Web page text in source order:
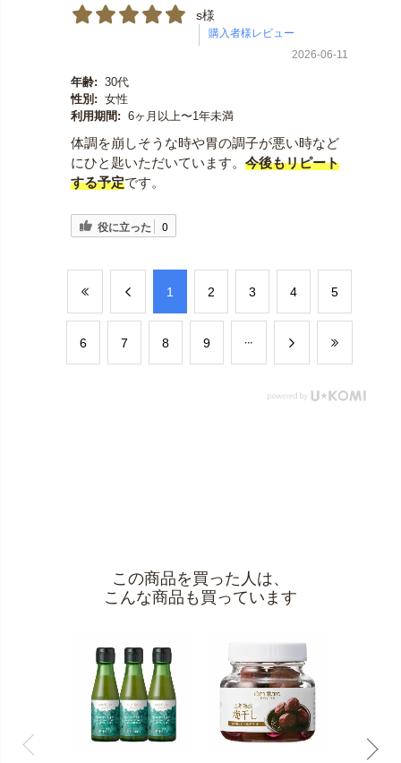
s様
2026-06-11
年齢: 30代
性別: 女性
利用期間: 6ヶ月以上〜1年未満
体調を崩しそうな時や胃の調子が悪い時など
にひと匙いただいています。 今後もリピート
する予定です。
役に立った 0
​1 ​2 ​3 ​4 ​5
​6 ​7 ​8 ​9
この商品を買った人は、
こんな商品も買っています